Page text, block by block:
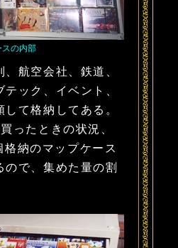
スの内部
航空会社、鉄道、
ック、イベント、
て格納してある。
ったときの状況、
納のマップケース
で、集めた量の割